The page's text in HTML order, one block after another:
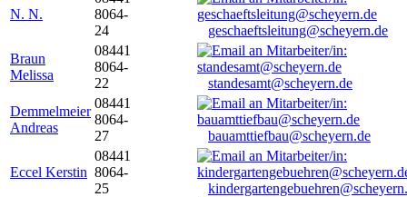
N. N.
8064-
24
geschaeftsleitung@scheyern.de
Braun
Melissa
08441
8064-
22
standesamt@scheyern.de
Demmelmeier
Andreas
08441
8064-
27
bauamttiefbau@scheyern.de
Eccel Kerstin
08441
8064-
25